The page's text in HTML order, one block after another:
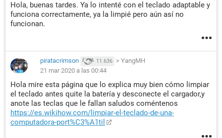
Hola, buenas tardes. Ya lo intenté con el teclado adaptable y
funciona correctamente, ya la limpié pero aún así no
funcionan.
piratacrimson 11.636 > YangMH
21 mar 2020 a las 00:44
Hola mire esta página que lo explica muy bien cómo limpiar
el teclado antes quite la batería y desconecte el cargador,y
anote las teclas que le fallan saludos coméntenos
https://es.wikihow.com/limpiar-el-teclado-de-una-
computadora-port%C3%A1til